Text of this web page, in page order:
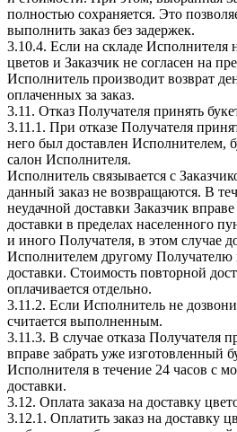
полностью сохраняется. Это
выполнить заказ без задержек.
3.10.4. Если на складе Исполнителя
цветов и Заказчик не согласен на
Исполнитель производит возврат
оплаченных за заказ.
3.11. Отказ Получателя принять
3.11.1. При отказе Получателя
него был доставлен Исполнителем,
салон Исполнителя.
Исполнитель связывается с
данный заказ не возвращаются. В
неудачной доставки Заказчик
доставки в пределах населенного
и иного Получателя, в этом случае
Исполнителем другому Получателю
доставки. Стоимость повторной
оплачивается отдельно.
3.11.2. Если Исполнитель не
считается выполненным.
3.11.3. В случае отказа Получателя
вправе забрать уже изготовленный
Исполнителя в течение 24 часов с
доставки.
3.12. Оплата заказа на доставку
3.12.1. Оплатить заказ на доставку